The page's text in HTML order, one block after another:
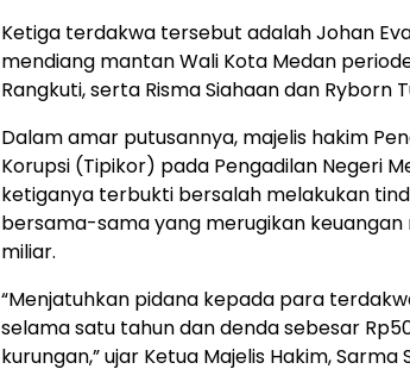
Ketiga terdakwa tersebut adalah Johan
mendiang mantan Wali Kota Medan periode
Rangkuti, serta Risma Siahaan dan Ryborn
Dalam amar putusannya, majelis hakim
Korupsi (Tipikor) pada Pengadilan Negeri
ketiganya terbukti bersalah melakukan
bersama-sama yang merugikan keuangan
miliar.
“Menjatuhkan pidana kepada para
selama satu tahun dan denda sebesar
kurungan,” ujar Ketua Majelis Hakim, Sarma